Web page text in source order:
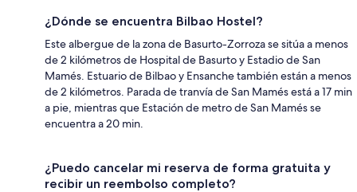
¿Dónde se encuentra Bilbao Hostel?
Este albergue de la zona de Basurto-Zorroza se sitúa a menos
de 2 kilómetros de Hospital de Basurto y Estadio de San
Mamés. Estuario de Bilbao y Ensanche también están a menos
de 2 kilómetros. Parada de tranvía de San Mamés está a 17 min
a pie, mientras que Estación de metro de San Mamés se
encuentra a 20 min.
¿Puedo cancelar mi reserva de forma gratuita y
recibir un reembolso completo?